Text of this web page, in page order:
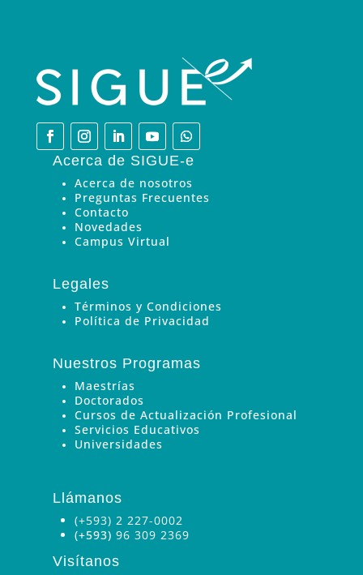
Acerca de SIGUE-e
Acerca de nosotros
Preguntas Frecuentes
Contacto
Novedades
Campus Virtual
Legales
Términos y Condiciones
Política de Privacidad
Nuestros Programas
Maestrías
Doctorados
Cursos de Actualización Profesional
Servicios Educativos
Universidades
Llámanos
(+593) 2 227-0002
(+593) 96 309 2369
Visítanos